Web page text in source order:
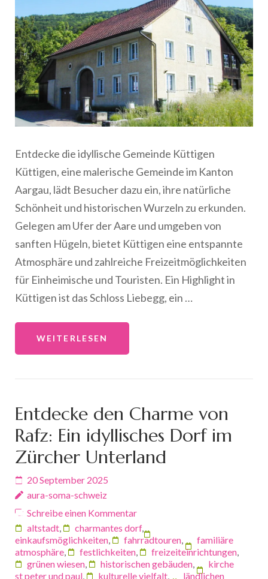
Entdecke die idyllische Gemeinde Küttigen
Küttigen, eine malerische Gemeinde im Kanton
Aargau, lädt Besucher dazu ein, ihre natürliche
Schönheit und historischen Wurzeln zu erkunden.
Gelegen am Ufer der Aare und umgeben von
sanften Hügeln, bietet Küttigen eine entspannte
Atmosphäre und zahlreiche Freizeitmöglichkeiten
für Einheimische und Touristen. Ein Highlight in
Küttigen ist das Schloss Liebegg, ein …
WEITERLESEN
Entdecke den Charme von
Rafz: Ein idyllisches Dorf im
Zürcher Unterland
20 September 2025
aura-soma-schweiz
Schreibe einen Kommentar
altstadt, charmantes dorf,
einkaufsmöglichkeiten, fahrradtouren,
familiäre
atmosphäre, festlichkeiten, freizeiteinrichtungen,
grünen wiesen, historischen gebäuden,
kirche
st peter und paul, kulturelle vielfalt, ländlichen